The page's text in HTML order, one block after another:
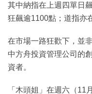
其中納指在上週四單日
狂飆逾1100點；道指亦
在市場一路狂歡下，並
中方舟投資管理公司的
資者。
「木頭姐」在週六（11